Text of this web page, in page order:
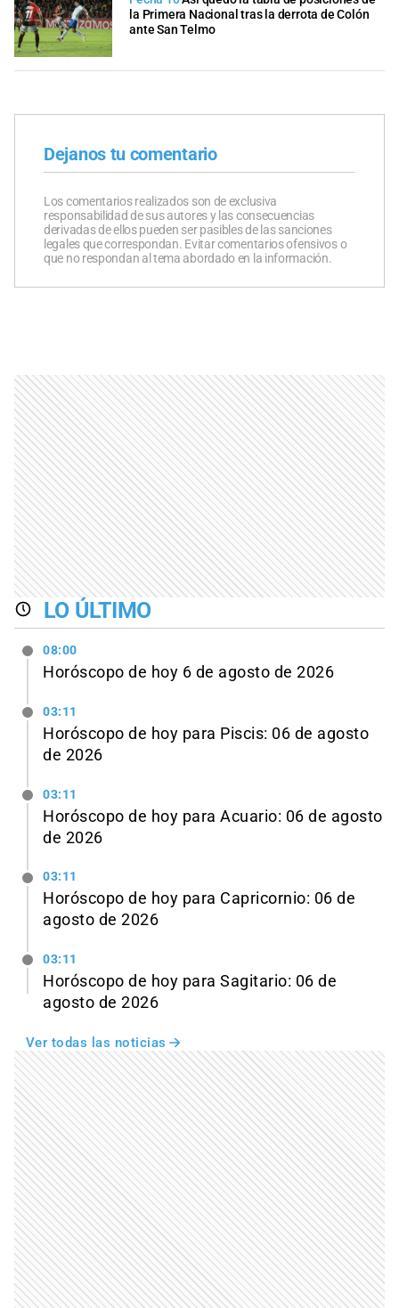
la Primera Nacional tras la derrota de Colón
ante San Telmo
Dejanos tu comentario
Los comentarios realizados son de exclusiva
responsabilidad de sus autores y las consecuencias
derivadas de ellos pueden ser pasibles de las sanciones
legales que correspondan. Evitar comentarios ofensivos o
que no respondan al tema abordado en la información.
LO ÚLTIMO
08:00
Horóscopo de hoy 6 de agosto de 2026
03:11
Horóscopo de hoy para Piscis: 06 de agosto
de 2026
03:11
Horóscopo de hoy para Acuario: 06 de agosto
de 2026
03:11
Horóscopo de hoy para Capricornio: 06 de
agosto de 2026
03:11
Horóscopo de hoy para Sagitario: 06 de
agosto de 2026
Ver todas las noticias